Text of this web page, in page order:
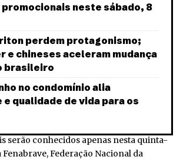
promocionais neste sábado, 8
perdem protagonismo;
e chineses aceleram mudança
brasileiro
no condomínio alia
qualidade de vida para os
serão conhecidos apenas nesta quinta-
Federação Nacional da